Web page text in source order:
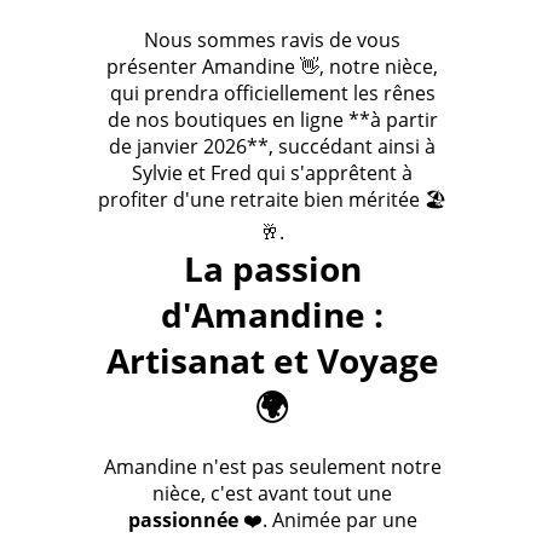
Nous sommes ravis de vous
présenter Amandine 👋, notre nièce,
qui prendra officiellement les rênes
de nos boutiques en ligne **à partir
de janvier 2026**, succédant ainsi à
Sylvie et Fred qui s'apprêtent à
profiter d'une retraite bien méritée 🏖️
🥂.
La passion
d'Amandine :
Artisanat et Voyage
🌍
Amandine n'est pas seulement notre
nièce, c'est avant tout une
passionnée❤️. Animée par une